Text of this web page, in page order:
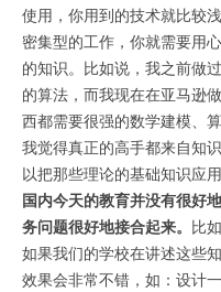
使用，你用到的技术就比较
密集型的工作，你就需要用
的知识。比如说，我之前做
的算法，而我现在在亚马逊
西都需要很强的数学建模、
我觉得真正的高手都来自知
以把那些理论的基础知识应
国内今天的教育并没有很好
务问题很好地接合起来。 比
如果我们的学校在讲述这些
效果会非常不错，如：设计